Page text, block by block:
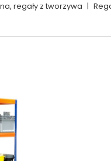
regały z tworzywa |